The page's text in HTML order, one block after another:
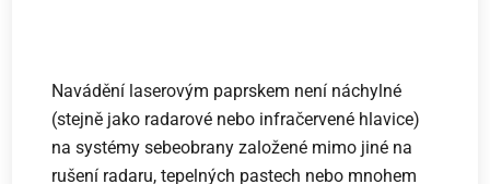
Navádění laserovým paprskem není náchylné
(stejně jako radarové nebo infračervené hlavice)
na systémy sebeobrany založené mimo jiné na
rušení radaru, tepelných pastech nebo mnohem